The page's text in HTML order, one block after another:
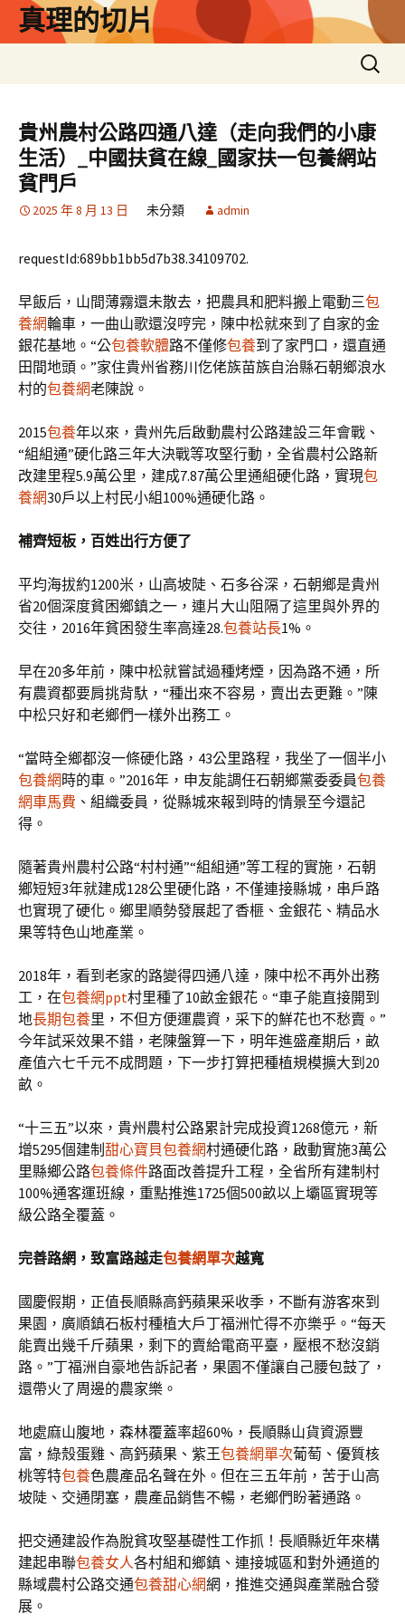
真理的切片
搜
尋
鍵
字:
貴州農村公路四通八達（走向我們的小康
生活）_中國扶貧在線_國家扶一包養網站
貧門戶
2025 年 8 月 13 日 未分類 admin
requestId:689bb1bb5d7b38.34109702.
早飯后，山間薄霧還未散去，把農具和肥料搬上電動三包
養網輪車，一曲山歌還沒哼完，陳中松就來到了自家的金
銀花基地。“公包養軟體路不僅修包養到了家門口，還直通
田間地頭。”家住貴州省務川仡佬族苗族自治縣石朝鄉浪水
村的包養網老陳說。
2015包養年以來，貴州先后啟動農村公路建設三年會戰、
“組組通”硬化路三年大決戰等攻堅行動，全省農村公路新
改建里程5.9萬公里，建成7.87萬公里通組硬化路，實現包
養網30戶以上村民小組100%通硬化路。
補齊短板，百姓出行方便了
平均海拔約1200米，山高坡陡、石多谷深，石朝鄉是貴州
省20個深度貧困鄉鎮之一，連片大山阻隔了這里與外界的
交往，2016年貧困發生率高達28.包養站長1%。
早在20多年前，陳中松就嘗試過種烤煙，因為路不通，所
有農資都要肩挑背馱，“種出來不容易，賣出去更難。”陳
中松只好和老鄉們一樣外出務工。
“當時全鄉都沒一條硬化路，43公里路程，我坐了一個半小
包養網 時的車。”2016年，申友能調任石朝鄉黨委委員包養
網車馬費 、組織委員，從縣城來報到時的情景至今還記
得。
隨著貴州農村公路“村村通”“組組通”等工程的實施，石朝
鄉短短3年就建成128公里硬化路，不僅連接縣城，串戶路
也實現了硬化。鄉里順勢發展起了香榧、金銀花、精品水
果等特色山地產業。
2018年，看到老家的路變得四通八達，陳中松不再外出務
工，在包養網ppt村里種了10畝金銀花。“車子能直接開到
地長期包養里，不但方便運農資，采下的鮮花也不愁賣。”
今年試采效果不錯，老陳盤算一下，明年進盛產期后，畝
產值六七千元不成問題，下一步打算把種植規模擴大到20
畝。
“十三五”以來，貴州農村公路累計完成投資1268億元，新
增5295個建制 甜心寶貝包養網村通硬化路，啟動實施3萬公
里縣鄉公路包養條件路面改善提升工程，全省所有建制村
100%通客運班線，重點推進1725個500畝以上壩區實現等
級公路全覆蓋。
完善路網，致富路越走包養網單次越寬
國慶假期，正值長順縣高鈣蘋果采收季，不斷有游客來到
果園，廣順鎮石板村種植大戶丁福洲忙得不亦樂乎。“每天
能賣出幾千斤蘋果，剩下的賣給電商平臺，壓根不愁沒銷
路。”丁福洲自豪地告訴記者，果園不僅讓自己腰包鼓了，
還帶火了周邊的農家樂。
地處麻山腹地，森林覆蓋率超60%，長順縣山貨資源豐
富，綠殼蛋雞、高鈣蘋果、紫王包養網單次葡萄、優質核
桃等特包養色農產品名聲在外。但在三五年前，苦于山高
坡陡、交通閉塞，農產品銷售不暢，老鄉們盼著通路。
把交通建設作為脫貧攻堅基礎性工作抓！長順縣近年來構
建起串聯包養女人各村組和鄉鎮、連接城區和對外通道的
縣域農村公路交通包養甜心網網，推進交通與產業融合發
展。